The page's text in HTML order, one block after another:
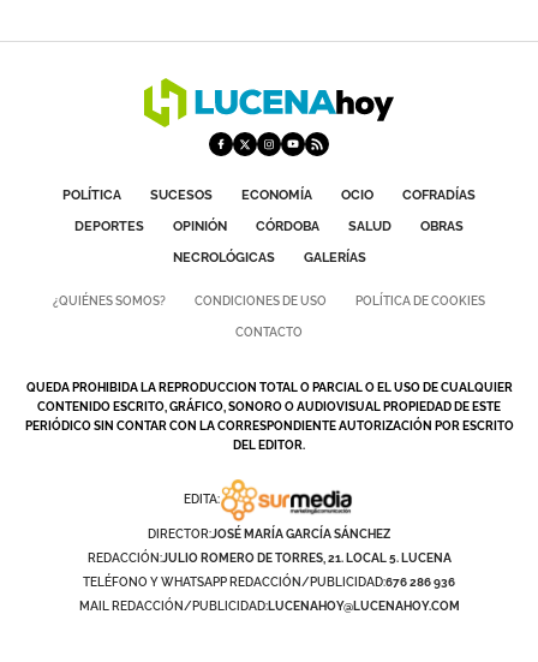
POLÍTICA SUCESOS ECONOMÍA OCIO
COFRADÍAS
DEPORTES
OPINIÓN CÓRDOBA SALUD
OBRAS
NECROLÓGICAS
GALERÍAS
¿QUIÉNES SOMOS? CONDICIONES DE USO POLÍTICA DE COOKIES
CONTACTO
QUEDA PROHIBIDA LA REPRODUCCION TOTAL O PARCIAL O EL USO DE CUALQUIER
CONTENIDO ESCRITO, GRÁFICO, SONORO O AUDIOVISUAL PROPIEDAD DE ESTE
PERIÓDICO SIN CONTAR CON LA CORRESPONDIENTE AUTORIZACIÓN POR ESCRITO
DEL EDITOR.
EDITA:
DIRECTOR:JOSÉ MARÍA GARCÍA SÁNCHEZ
REDACCIÓN:JULIO ROMERO DE TORRES, 21. LOCAL 5. LUCENA
TELÉFONO Y WHATSAPP REDACCIÓN/PUBLICIDAD:676 286 936
MAIL REDACCIÓN/PUBLICIDAD:LUCENAHOY@LUCENAHOY.COM